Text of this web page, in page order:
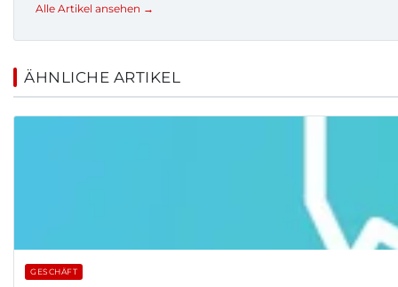
Alle Artikel ansehen →
ÄHNLICHE ARTIKEL
GESCHÄFT